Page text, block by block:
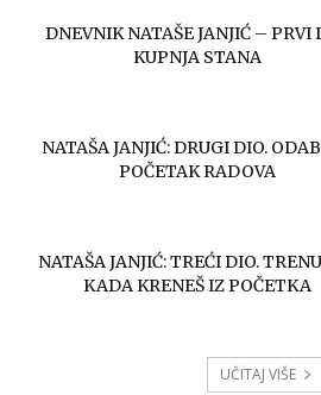
DNEVNIK NATAŠE JANJIĆ – PRVI
KUPNJA STANA
NATAŠA JANJIĆ: DRUGI DIO.
POČETAK RADOVA
NATAŠA JANJIĆ: TREĆI DIO.
KADA KRENEŠ IZ POČETKA
UČITAJ VIŠE